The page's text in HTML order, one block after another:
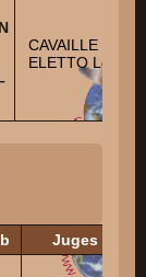
CAVAILLE Eric
ELETTO Louis
Juges